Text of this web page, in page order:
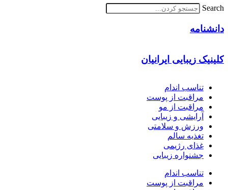
Search
دانشنامه
کلینیک زیبایی ایرانیان
تناسب اندام
مراقبت از پوست
مراقبت از مو
آرایشی و زیبایی
ورزش و سلامتی
تغذیه سالم
غذای رژیمی
جشنواره زیبایی
تناسب اندام
مراقبت از پوست